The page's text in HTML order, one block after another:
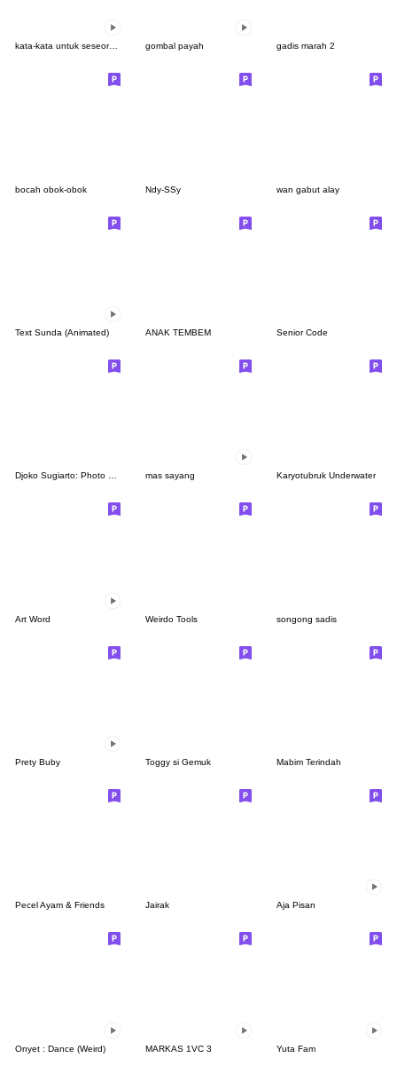
kata-kata untuk seseorang gombal payah gadis marah 2
bocah obok-obok Ndy-SSy wan gabut alay
Text Sunda (Animated) ANAK TEMBEM Senior Code
Djoko Sugiarto: Photo Edition mas sayang Karyotubruk Underwater
Art Word Weirdo Tools songong sadis
Prety Buby Toggy si Gemuk Mabim Terindah
Pecel Ayam & Friends Jairak Aja Pisan
Onyet : Dance (Weird) MARKAS 1VC 3 Yuta Fam